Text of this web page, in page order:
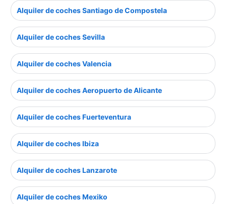
Alquiler de coches Santiago de Compostela
Alquiler de coches Sevilla
Alquiler de coches Valencia
Alquiler de coches Aeropuerto de Alicante
Alquiler de coches Fuerteventura
Alquiler de coches Ibiza
Alquiler de coches Lanzarote
Alquiler de coches Mexiko